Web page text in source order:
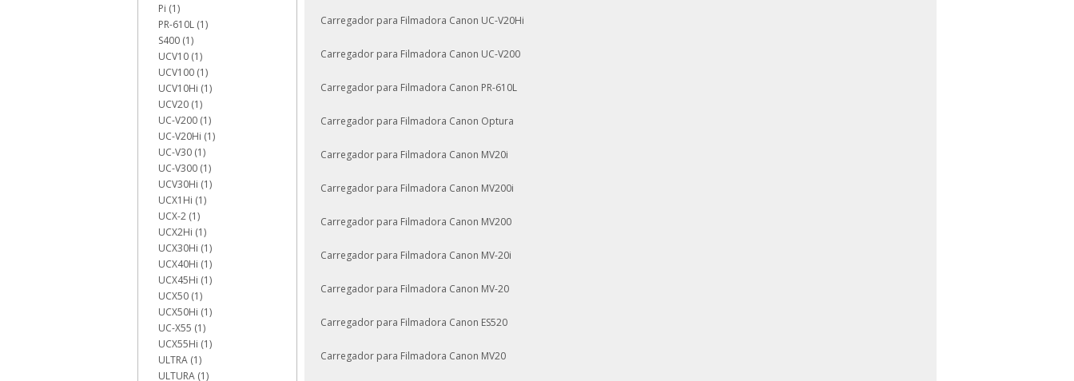
Pi (1)
PR-610L (1)
S400 (1)
UCV10 (1)
UCV100 (1)
UCV10Hi (1)
UCV20 (1)
UC-V200 (1)
UC-V20Hi (1)
UC-V30 (1)
UC-V300 (1)
UCV30Hi (1)
UCX1Hi (1)
UCX-2 (1)
UCX2Hi (1)
UCX30Hi (1)
UCX40Hi (1)
UCX45Hi (1)
UCX50 (1)
UCX50Hi (1)
UC-X55 (1)
UCX55Hi (1)
ULTRA (1)
ULTURA (1)
Carregador para Filmadora Canon UC-V20Hi
Carregador para Filmadora Canon UC-V200
Carregador para Filmadora Canon PR-610L
Carregador para Filmadora Canon Optura
Carregador para Filmadora Canon MV20i
Carregador para Filmadora Canon MV200i
Carregador para Filmadora Canon MV200
Carregador para Filmadora Canon MV-20i
Carregador para Filmadora Canon MV-20
Carregador para Filmadora Canon ES520
Carregador para Filmadora Canon MV20